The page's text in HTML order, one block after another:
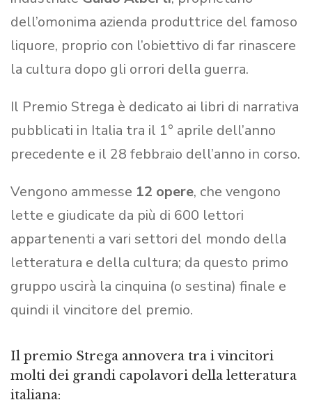
dell’omonima azienda produttrice del famoso
liquore, proprio con l’obiettivo di far rinascere
la cultura dopo gli orrori della guerra.
Il Premio Strega è dedicato ai libri di narrativa
pubblicati in Italia tra il 1° aprile dell’anno
precedente e il 28 febbraio dell’anno in corso.
Vengono ammesse 12 opere, che vengono
lette e giudicate da più di 600 lettori
appartenenti a vari settori del mondo della
letteratura e della cultura; da questo primo
gruppo uscirà la cinquina (o sestina) finale e
quindi il vincitore del premio.
Il premio Strega annovera tra i vincitori
molti dei grandi capolavori della letteratura
italiana: